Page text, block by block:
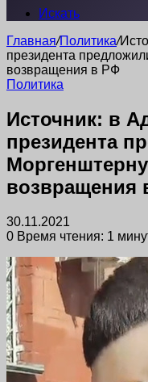
Искать
Главная/Политика/
президента
возвращения в РФ
Политика
Источник: в
президента
возвращения
30.11.2021
0 Время чтения: 1